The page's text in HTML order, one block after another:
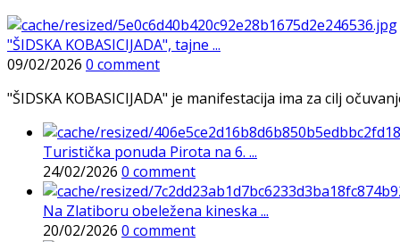
"ŠIDSKA KOBASICIJADA", tajne ...
09/02/2026 0 comment
"ŠIDSKA KOBASICIJADA" je manifestacija ima za cilj
Turistička ponuda Pirota na 6. ...
24/02/2026 0 comment
Na Zlatiboru obeležena kineska ...
20/02/2026 0 comment